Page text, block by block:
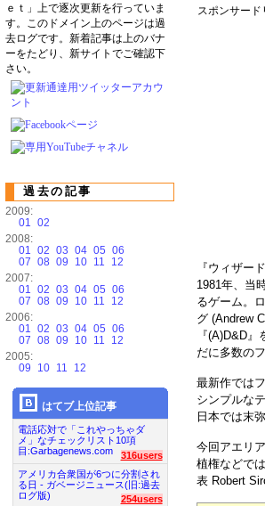
スポンサード
『ウィザー
1981年、当
るゲーム。
グ (Andrew
『(A)D&D
だに多数の
最新作では
シンプルな
日本では末
今回アエリ
植権などで
表 Robert
ｅｔ」上で逐次更新を行っていま
す。このドメイン上のページは過
去ログです。新着記事は上のバナ
ーをたどり、新サイトでご確認下
さい。
過去の記事
2009:
01 02
2008:
01 02 03 04 05 06
07 08 09 10 11
12
2007:
01 02 03 04 05 06
07 08 09 10 11
12
2006:
01 02 03 04 05 06
07 08 09 10 11
12
2005:
09
10 11 12
はてブ上位記事
電話応対で「これやっちゃダ
メ」なチェックリスト10項
目:Garbagenews.com
316users
アメリカ合衆国が6つに分割され
る日 - ガベージニュース(旧:過去
ログ版)
254users